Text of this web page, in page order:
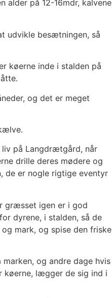
alder på 12-16mdr, kalvene
udvikle besætningen, så
køerne inde i stalden på
og det er meget
på Langdrætgård, når
drille deres mødere og
de er nogle rigtige eventyr
græsset igen er i god
dyrene, i stalden, så de
mark, og spise den friske
og andre dage hvis
lægger de sig ind i